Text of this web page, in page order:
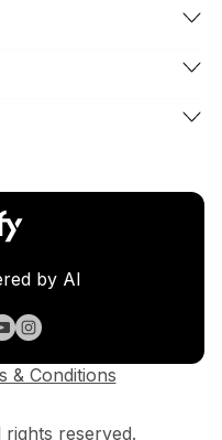
by AI
reserved.
& Conditions